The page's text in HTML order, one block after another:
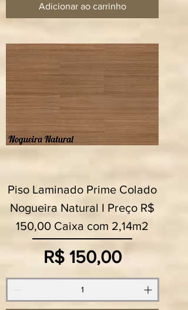
Adicionar ao carrinho
Piso Laminado Prime Colado
Nogueira Natural I Preço R$
150,00 Caixa com 2,14m2
Preço
R$ 150,00